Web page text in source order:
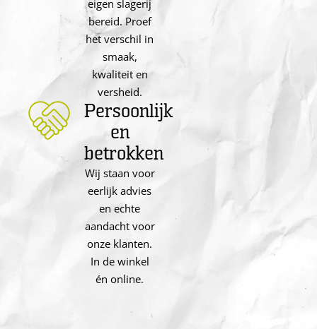
eigen slagerij
bereid. Proef
het verschil in
smaak,
kwaliteit en
versheid.
Persoonlijk
en
betrokken
Wij staan voor
eerlijk advies
en echte
aandacht voor
onze klanten.
In de winkel
én online.